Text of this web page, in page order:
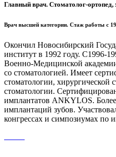
Главный врач. Стоматолог-ортопед,
Врач высшей категории. Стаж работы с
Окончил Новосибирский
институт в 1992 году. С1996-
Военно-Медицинской
со стоматологией. Имеет
стоматологии, хирургической
стоматологии.
имплантатов ANKYLOS. Более
имплантаций зубов.
конгрессах и симпозиумах по